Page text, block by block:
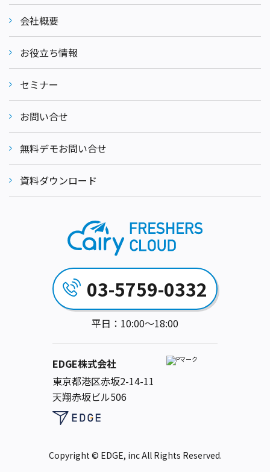
03-5759-0332
平日：10:00～18:00
EDGE株式会社
東京都港区赤坂2-14-11
天翔赤坂ビル506
会社概要
お役立ち情報
セミナー
お問い合せ
無料デモお問い合せ
資料ダウンロード
Copyright © EDGE, inc All Rights Reserved.